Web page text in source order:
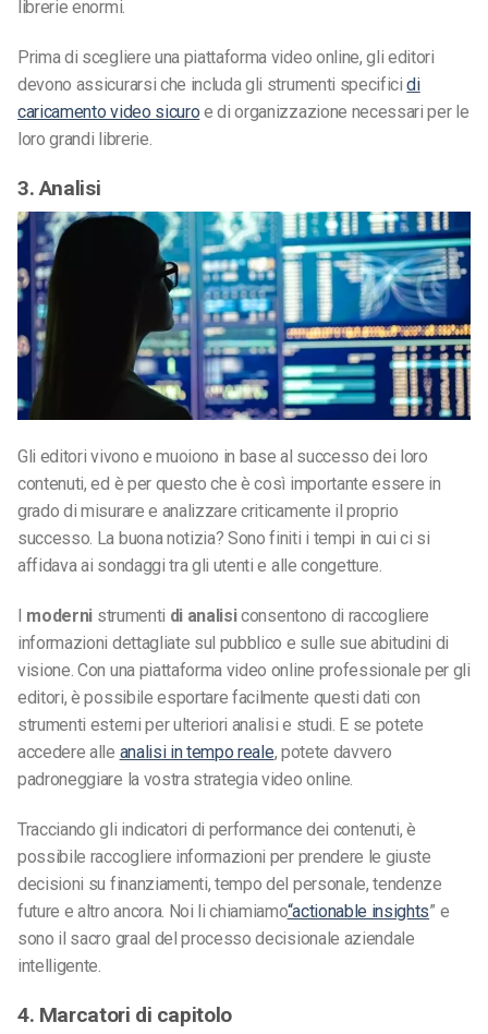
librerie enormi.
Prima di scegliere una piattaforma video online, gli editori
devono assicurarsi che includa gli strumenti specificidi
caricamento video sicuro e di organizzazione necessari per le
loro grandi librerie.
3. Analisi
Gli editori vivono e muoiono in base al successo dei loro
contenuti, ed è per questo che è così importante essere in
grado di misurare e analizzare criticamente il proprio
successo. La buona notizia? Sono finiti i tempi in cui ci si
affidava ai sondaggi tra gli utenti e alle congetture.
I moderni strumenti di analisiconsentono di raccogliere
informazioni dettagliate sul pubblico e sulle sue abitudini di
visione. Con una piattaforma video online professionale per gli
editori, è possibile esportare facilmente questi dati con
strumenti esterni per ulteriori analisi e studi. E se potete
accedere alle analisi in tempo reale, potete davvero
padroneggiare la vostra strategia video online.
Tracciando gli indicatori di performance dei contenuti, è
possibile raccogliere informazioni per prendere le giuste
decisioni su finanziamenti, tempo del personale, tendenze
future e altro ancora. Noi li chiamiamo“actionable insights” e
sono il sacro graal del processo decisionale aziendale
intelligente.
4. Marcatori di capitolo